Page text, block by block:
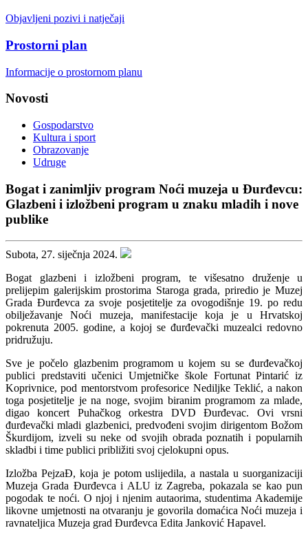
Objavljeni pozivi i natječaji
Prostorni plan
Informacije o prostornom planu
Novosti
Gospodarstvo
Kultura i sport
Obrazovanje
Udruge
Bogat i zanimljiv program Noći muzeja u Đurđevcu:
Glazbeni i izložbeni program u znaku mladih i nove
publike
Subota, 27. siječnja 2024.
Bogat glazbeni i izložbeni program, te višesatno druženje u
prelijepim galerijskim prostorima Staroga grada, priredio je Muzej
Grada Đurđevca za svoje posjetitelje za ovogodišnje 19. po redu
obilježavanje Noći muzeja, manifestacije koja je u Hrvatskoj
pokrenuta 2005. godine, a kojoj se đurđevački muzealci redovno
pridružuju.
Sve je počelo glazbenim programom u kojem su se đurđevačkoj
publici predstaviti učenici Umjetničke škole Fortunat Pintarić iz
Koprivnice, pod mentorstvom profesorice Nediljke Teklić, a nakon
toga posjetitelje je na noge, svojim biranim programom za mlade,
digao koncert Puhačkog orkestra DVD Đurđevac. Ovi vrsni
đurđevački mladi glazbenici, predvođeni svojim dirigentom Božom
Škurdijom, izveli su neke od svojih obrada poznatih i popularnih
skladbi i time publici približiti svoj cjelokupni opus.
Izložba PejzaĐ, koja je potom uslijedila, a nastala u suorganizaciji
Muzeja Grada Đurđevca i ALU iz Zagreba, pokazala se kao pun
pogodak te noći. O njoj i njenim autaorima, studentima Akademije
likovne umjetnosti na otvaranju je govorila domaćica Noći muzeja i
ravnateljica Muzeja grad Đurđevca Edita Janković Hapavel.